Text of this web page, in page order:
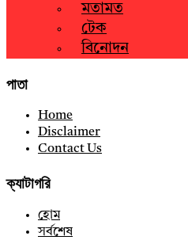
মতামত
টেক
বিনোদন
পাতা
Home
Disclaimer
Contact Us
ক্যাটাগরি
হোম
সর্বশেষ